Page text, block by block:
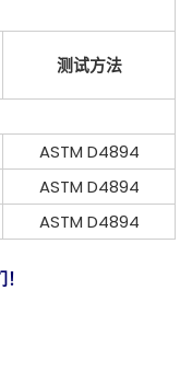
测试方法
ASTM D4894
ASTM D4894
ASTM D4894